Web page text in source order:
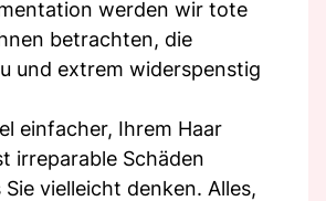
werden wir tote
betrachten, die
und extrem widerspenstig
einfacher, Ihrem Haar
irreparable Schäden
vielleicht denken. Alles,